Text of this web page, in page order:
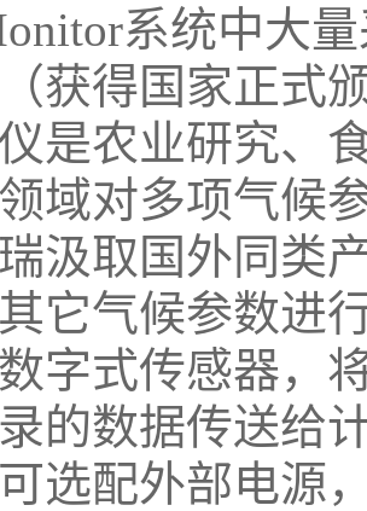
系统中大
（获得国家正式
是农业研究、
域对多项气候
汲取国外同类
它气候参数进
字式传感器，
的数据传送给
选配外部电源